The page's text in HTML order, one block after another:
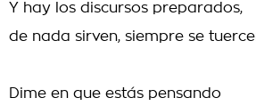
Y hay los discursos preparados,
de nada sirven, siempre se
Dime en que estás pensando